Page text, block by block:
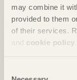
may combine it
provided to them
of their services.
and cookie policy